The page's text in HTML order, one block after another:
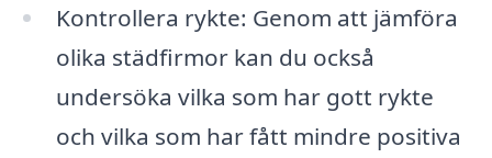
Kontrollera rykte: Genom att jämföra
olika städfirmor kan du också
undersöka vilka som har gott rykte
och vilka som har fått mindre positiva